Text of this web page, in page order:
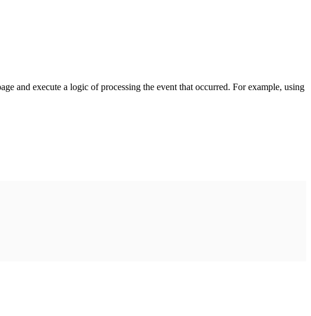
and execute a logic of processing the event that occurred. For example, using